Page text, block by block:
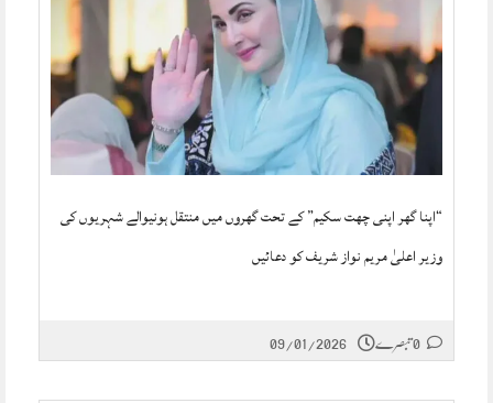
“اپنا گھر اپنی چھت سکیم” کے تحت گھروں میں منتقل ہونیوالے شہریوں کی
وزیر اعلیٰ مریم نواز شریف کو دعائیں
09/01/2026